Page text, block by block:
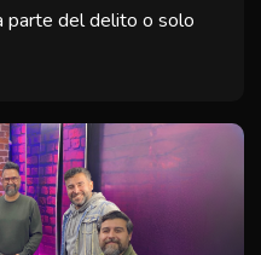
parte del delito o solo